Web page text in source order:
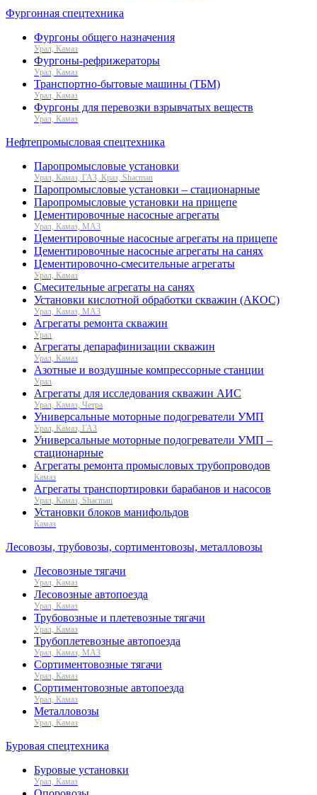
Фургонная спецтехника
Фургоны общего назначения
Урал, Камаз
Фургоны-рефрижераторы
Урал, Камаз
Транспортно-бытовые машины (ТБМ)
Урал, Камаз
Фургоны для перевозки взрывчатых веществ
Урал, Камаз
Нефтепромысловая спецтехника
Паропромысловые установки
Урал, Камаз, ГАЗ, Краз, Shacman
Паропромысловые установки – стационарные
Паропромысловые установки на прицепе
Цементировочные насосные агрегаты
Урал, Камаз, МАЗ
Цементировочные насосные агрегаты на прицепе
Цементировочные насосные агрегаты на санях
Цементировочно-смесительные агрегаты
Урал, Камаз
Смесительные агрегаты на санях
Установки кислотной обработки скважин (АКОС)
Урал, Камаз, МАЗ
Агрегаты ремонта скважин
Урал
Агрегаты депарафинизации скважин
Урал, Камаз
Азотные и воздушные компрессорные станции
Урал
Агрегаты для исследования скважин АИС
Урал, Камаз, Четра
Универсальные моторные подогреватели УМП
Урал, Камаз, ГАЗ
Универсальные моторные подогреватели УМП –
стационарные
Агрегаты ремонта промысловых трубопроводов
Камаз
Агрегаты транспортировки барабанов и насосов
Урал, Камаз, Shacman
Установки блоков манифольдов
Камаз
Лесовозы, трубовозы, сортиментовозы, металловозы
Лесовозные тягачи
Урал, Камаз
Лесовозные автопоезда
Урал, Камаз
Трубовозные и плетевозные тягачи
Урал, Камаз
Трубоплетевозные автопоезда
Урал, Камаз, МАЗ
Сортиментовозные тягачи
Урал, Камаз
Сортиментовозные автопоезда
Урал, Камаз
Металловозы
Урал, Камаз
Буровая спецтехника
Буровые установки
Урал, Камаз